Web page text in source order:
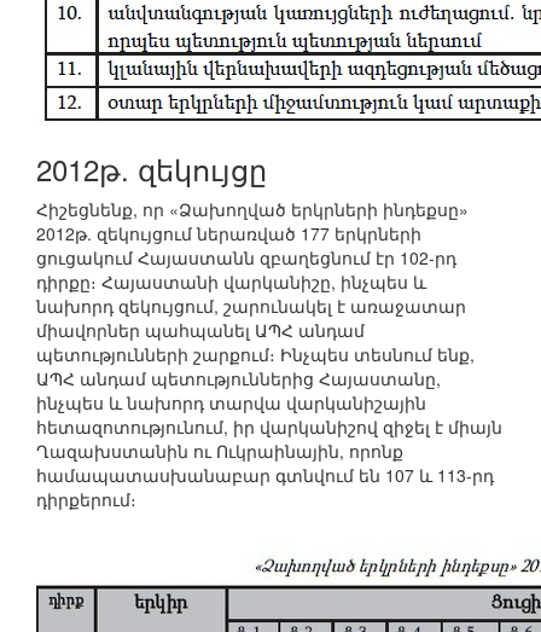
2012թ. զեկույցը
Հիշեցնենք, որ «Ձախողված երկրների ինդեքսը»
2012թ. զեկույցում ներառված 177 երկրների
ցուցակում Հայաստանն զբաղեցնում էր 102-րդ
դիրքը։ Հայաստանի վարկանիշը, ինչպես և
նախորդ զեկույցում, շարունակել է առաջատար
միավորներ պահպանել ԱՊՀ անդամ
պետությունների շարքում։ Ինչպես տեսնում ենք,
ԱՊՀ անդամ պետություններից Հայաստանը,
ինչպես և նախորդ տարվա վարկանիշային
հետազոտությունում, իր վարկանիշով զիջել է միայն
Ղազախստանին ու Ուկրաինային, որոնք
համապատասխանաբար գտնվում են 107 և 113-րդ
դիրքերում։